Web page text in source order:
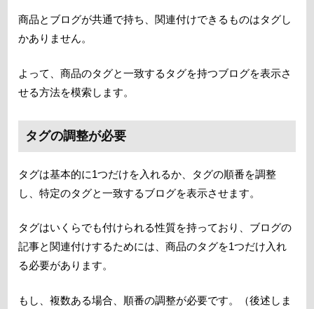
商品とブログが共通で持ち、関連付けできるものはタグし
かありません。
よって、商品のタグと一致するタグを持つブログを表示さ
せる方法を模索します。
タグの調整が必要
タグは基本的に1つだけを入れるか、タグの順番を調整
し、特定のタグと一致するブログを表示させます。
タグはいくらでも付けられる性質を持っており、ブログの
記事と関連付けするためには、商品のタグを1つだけ入れ
る必要があります。
もし、複数ある場合、順番の調整が必要です。（後述しま